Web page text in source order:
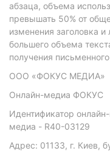
абзаца, объема
превышать 50% от
изменения заголовка
большего объема
получения
ООО «ФОКУС МЕДИА»
Онлайн-медиа ФОКУС
Идентификатор
медиа - R40-03129
Адрес: 01133, г. Киев,